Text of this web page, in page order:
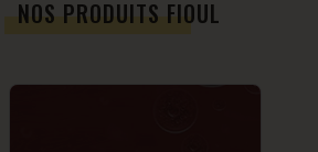
NOS PRODUITS FIOUL